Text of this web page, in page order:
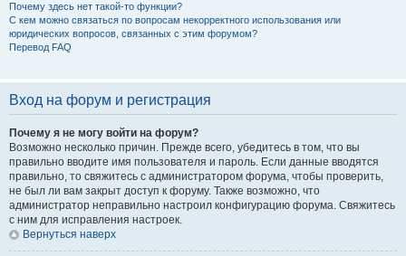
Почему здесь нет такой-то функции?
С кем можно связаться по вопросам некорректного использования или
юридических вопросов, связанных с этим форумом?
Перевод FAQ
Вход на форум и регистрация
Почему я не могу войти на форум?
Возможно несколько причин. Прежде всего, убедитесь в том, что вы
правильно вводите имя пользователя и пароль. Если данные вводятся
правильно, то свяжитесь с администратором форума, чтобы проверить,
не был ли вам закрыт доступ к форуму. Также возможно, что
администратор неправильно настроил конфигурацию форума. Свяжитесь
с ним для исправления настроек.
Вернуться наверх